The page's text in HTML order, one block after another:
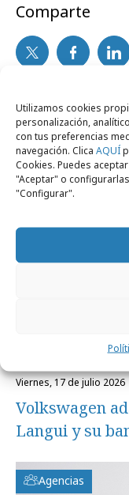
Utilizamos cookies
personalización,
con tus preferencias
navegación. Clica AQUÍ
Cookies. Puedes
"Aceptar" o
"Configurar".
Comparte
Noticias
Marcas y ESG
viernes, 17 de julio 2026
Volkswagen
Langui y su
Agencias